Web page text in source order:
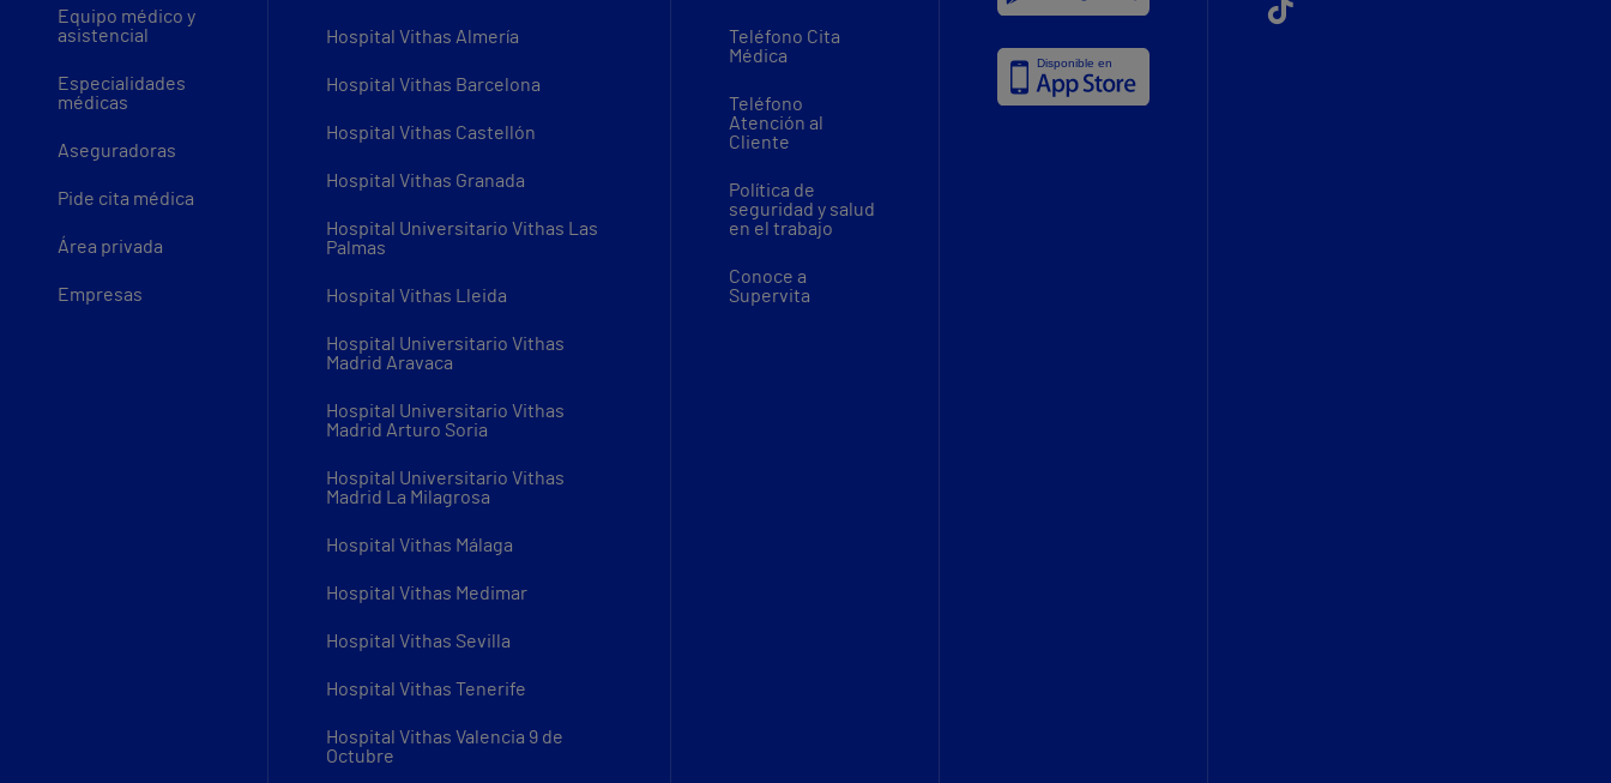
Equipo médico y
asistencial
Especialidades
médicas
Aseguradoras
Pide cita médica
Área privada
Empresas
Hospital Vithas Almería
Hospital Vithas Barcelona
Hospital Vithas Castellón
Hospital Vithas Granada
Hospital Universitario Vithas Las
Palmas
Hospital Vithas Lleida
Hospital Universitario Vithas
Madrid Aravaca
Hospital Universitario Vithas
Madrid Arturo Soria
Hospital Universitario Vithas
Madrid La Milagrosa
Hospital Vithas Málaga
Hospital Vithas Medimar
Hospital Vithas Sevilla
Hospital Vithas Tenerife
Hospital Vithas Valencia 9 de
Octubre
Teléfono Cita
Médica
Teléfono
Atención al
Cliente
Política de
seguridad y salud
en el trabajo
Conoce a
Supervita